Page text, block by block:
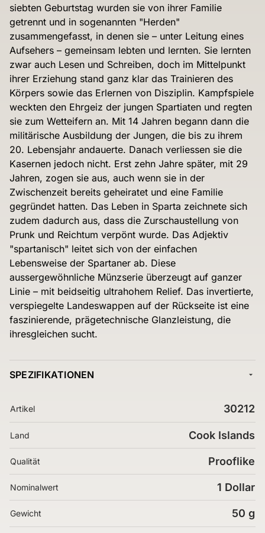
siebten Geburtstag wurden sie von ihrer Familie
getrennt und in sogenannten "Herden"
zusammengefasst, in denen sie – unter Leitung eines
Aufsehers – gemeinsam lebten und lernten. Sie lernten
zwar auch Lesen und Schreiben, doch im Mittelpunkt
ihrer Erziehung stand ganz klar das Trainieren des
Körpers sowie das Erlernen von Disziplin. Kampfspiele
weckten den Ehrgeiz der jungen Spartiaten und regten
sie zum Wetteifern an. Mit 14 Jahren begann dann die
militärische Ausbildung der Jungen, die bis zu ihrem
20. Lebensjahr andauerte. Danach verliessen sie die
Kasernen jedoch nicht. Erst zehn Jahre später, mit 29
Jahren, zogen sie aus, auch wenn sie in der
Zwischenzeit bereits geheiratet und eine Familie
gegründet hatten. Das Leben in Sparta zeichnete sich
zudem dadurch aus, dass die Zurschaustellung von
Prunk und Reichtum verpönt wurde. Das Adjektiv
"spartanisch" leitet sich von der einfachen
Lebensweise der Spartaner ab. Diese
aussergewöhnliche Münzserie überzeugt auf ganzer
Linie – mit beidseitig ultrahohem Relief. Das invertierte,
verspiegelte Landeswappen auf der Rückseite ist eine
faszinierende, prägetechnische Glanzleistung, die
ihresgleichen sucht.
SPEZIFIKATIONEN
Artikel 30212
Land Cook Islands
Qualität Prooflike
Nominalwert 1 Dollar
Gewicht 50 g